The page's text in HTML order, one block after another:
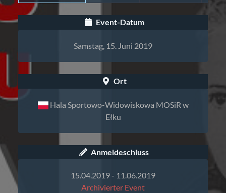
Event-Datum
Samstag, 15. Juni 2019
Ort
Hala Sportowo-Widowiskowa MOSiR w
Ełku
Anmeldeschluss
15.04.2019 - 11.06.2019
Archivierter Event